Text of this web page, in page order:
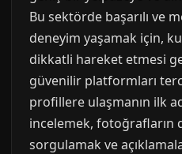
Bu sektörde başarılı ve
deneyim yaşamak için,
dikkatli hareket etmesi
güvenilir platformları
profillere ulaşmanın ilk
incelemek, fotoğrafların
sorgulamak ve